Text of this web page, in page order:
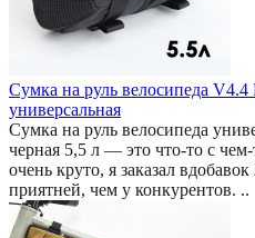
Сумка на руль велосипеда V4.4
универсальная
Сумка на руль велосипеда
черная 5,5 л — это что-то с
очень круто, я заказал
приятней, чем у конкурентов. ..